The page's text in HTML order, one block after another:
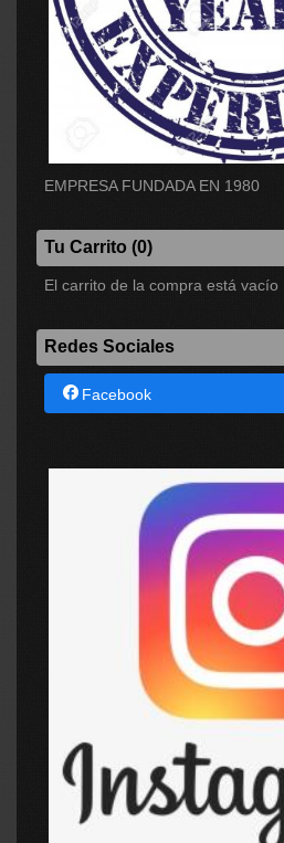
EMPRESA FUNDADA EN 1980
Tu Carrito (0)
El carrito de la compra está vacío
Redes Sociales
Facebook